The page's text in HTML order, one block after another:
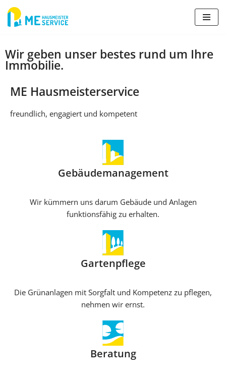
Zum
springen
Wir geben unser bestes rund um Ihre
Immobilie.
ME Hausmeisterservice
freundlich, engagiert und kompetent
Gebäudemanagement
Wir kümmern uns darum Gebäude und Anlagen
funktionsfähig zu erhalten.
Gartenpflege
Die Grünanlagen mit Sorgfalt und Kompetenz zu pflegen,
nehmen wir ernst.
Beratung